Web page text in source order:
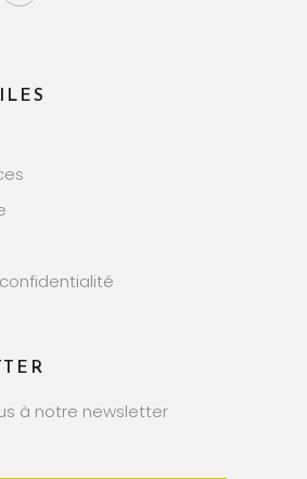
à notre newsletter